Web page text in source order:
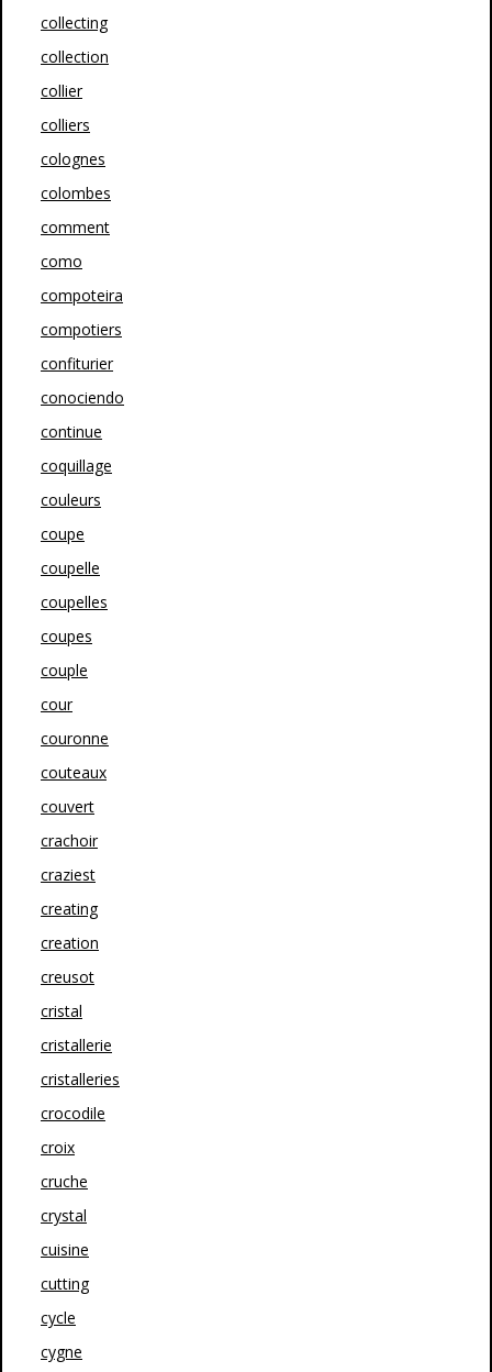
collecting
collection
collier
colliers
colognes
colombes
comment
como
compoteira
compotiers
confiturier
conociendo
continue
coquillage
couleurs
coupe
coupelle
coupelles
coupes
couple
cour
couronne
couteaux
couvert
crachoir
craziest
creating
creation
creusot
cristal
cristallerie
cristalleries
crocodile
croix
cruche
crystal
cuisine
cutting
cycle
cygne